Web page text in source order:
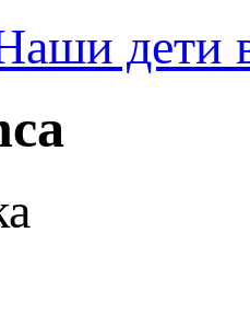
дети